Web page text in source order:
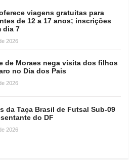
viagens gratuitas para
de 12 a 17 anos; inscrições
dia 7
2026
de Moraes nega visita dos filhos
no Dia dos Pais
2026
da Taça Brasil de Futsal Sub-09
do DF
2026